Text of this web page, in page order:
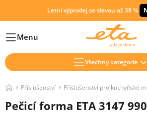
Letní výprodej se slevou až 38 %
HlavníMenu
Všechny kategorie
Příslušenství Příslušenství pro kuchyňské
Pečicí forma ETA 3147